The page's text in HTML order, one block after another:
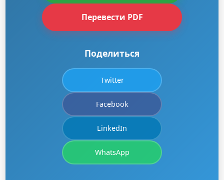
Перевести PDF
Поделиться
Twitter
Facebook
LinkedIn
WhatsApp